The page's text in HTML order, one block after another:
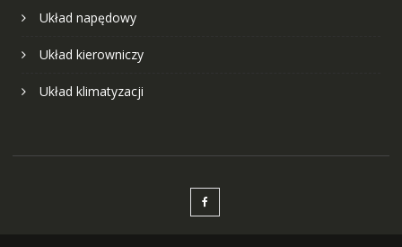
Układ napędowy
Układ kierowniczy
Układ klimatyzacji